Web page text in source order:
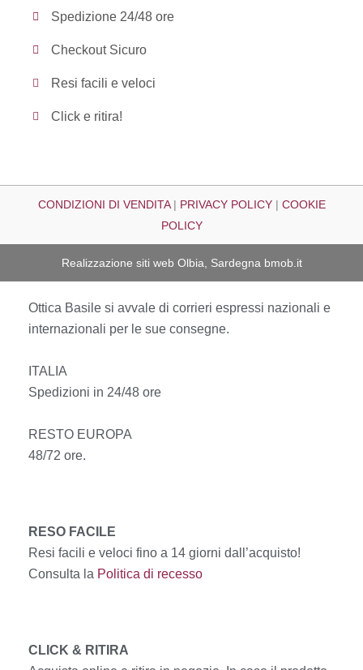
Spedizione 24/48 ore
Checkout Sicuro
Resi facili e veloci
Click e ritira!
CONDIZIONI DI VENDITA| PRIVACY POLICY| COOKIE
POLICY
Realizzazione siti web Olbia, Sardegna bmob.it
Ottica Basile si avvale di corrieri espressi nazionali e
internazionali per le sue consegne.
ITALIA
Spedizioni in 24/48 ore
RESTO EUROPA
48/72 ore.
RESO FACILE
Resi facili e veloci fino a 14 giorni dall’acquisto!
Consulta la Politica di recesso
CLICK & RITIRA